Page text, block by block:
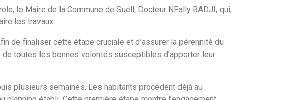
le Maire de la Commune de Suell, Docteur NFally BADJI, qui,
les travaux.
de finaliser cette étape cruciale et d’assurer la pérennité du
toutes les bonnes volontés susceptibles d’apporter leur
plusieurs semaines. Les habitants procèdent déjà au